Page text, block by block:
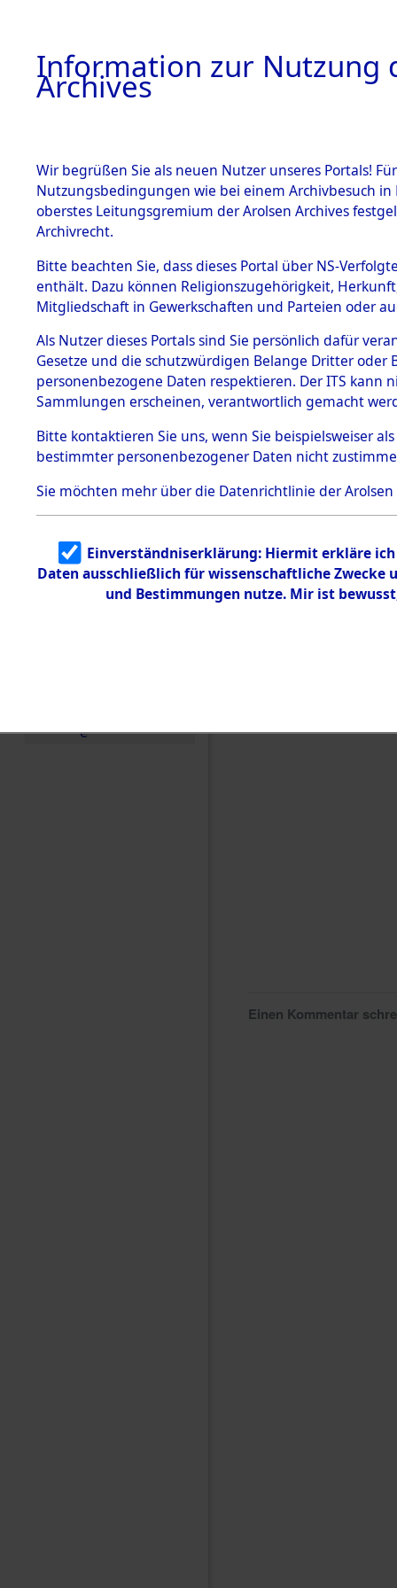
BESTÄNDE
1.
mente
5. Verschiedenes
5.3
Todesmärsche
5.3.1 Alliierte
Erhebungen
zu
Todesmärsch
en
5.3.2
Identifizierun
g
5.3.3
Todesmärsch
e
0001
Einen Kommentar
Information zur Nutzung
Archives
Wir begrüßen Sie als neuen Nutzer unseres Portals!
Nutzungsbedingungen wie bei einem Archivbesuch
oberstes Leitungsgremium der Arolsen Archives
Archivrecht.
Bitte beachten Sie, dass dieses Portal über NS-
enthält. Dazu können Religionszugehörigkeit,
Mitgliedschaft in Gewerkschaften und Parteien oder
Als Nutzer dieses Portals sind Sie persönlich dafür
Gesetze und die schutzwürdigen Belange Dritter
personenbezogene Daten respektieren. Der ITS
Sammlungen erscheinen, verantwortlich gemacht
Bitte kontaktieren Sie uns, wenn Sie beispielsweiser
bestimmter personenbezogener Daten nicht
Sie möchten mehr über die Datenrichtlinie der Arolsen
Einverständniserklärung: Hiermit erkläre
Daten ausschließlich für wissenschaftliche
und Bestimmungen nutze. Mir ist